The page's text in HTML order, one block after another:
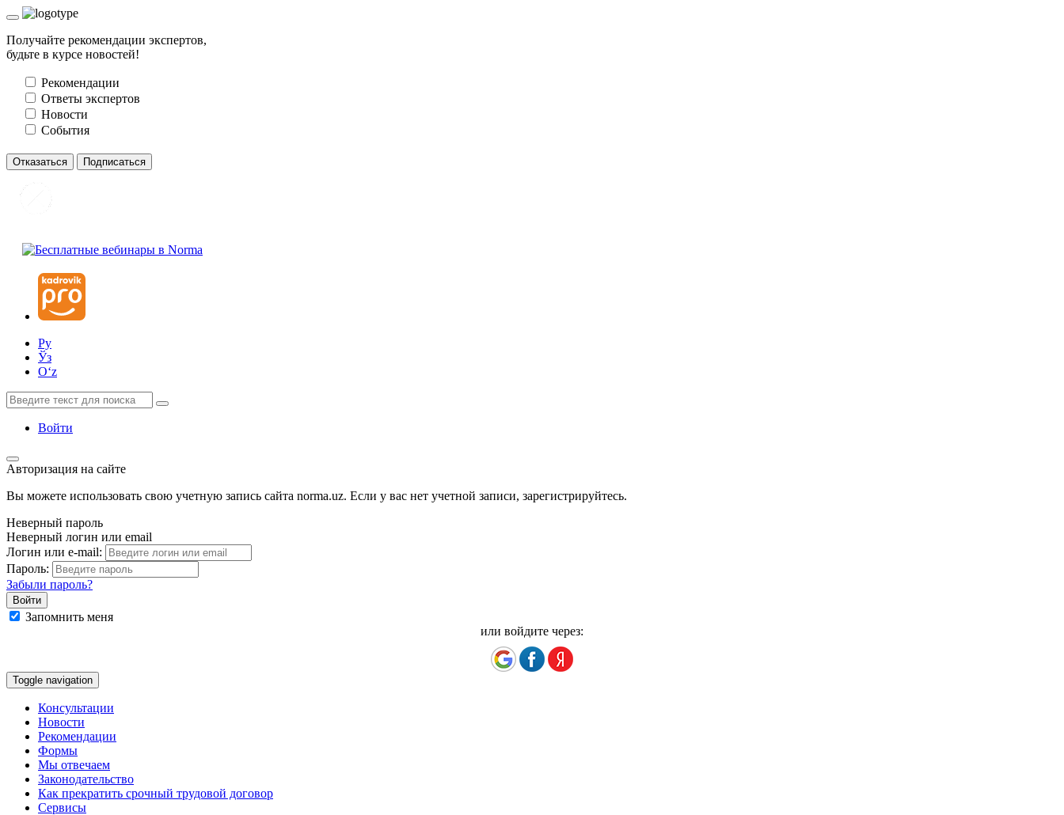
Получайте рекомендации экспертов,
будьте в курсе новостей!
Рекомендации
Ответы экспертов
Новости
События
Отказаться Подписаться
Ру
Ўз
Oʻz
Войти
Авторизация на сайте
Вы можете использовать свою учетную запись сайта norma.uz. Если у вас нет учетной записи, зарегистрируйтесь.
Неверный пароль
Неверный логин или email
Логин или e-mail:
Пароль:
Забыли пароль?
Запомнить меня
или войдите через:
Toggle navigation
Консультации
Новости
Рекомендации
Формы
Мы отвечаем
Законодательство
Как прекратить срочный трудовой договор
Сервисы